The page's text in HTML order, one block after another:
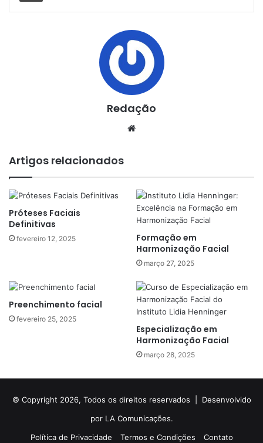
Redação
Artigos relacionados
Próteses Faciais
Definitivas
fevereiro 12, 2025
Formação em
Harmonização Facial
março 27, 2025
Preenchimento facial
fevereiro 25, 2025
Especialização em
Harmonização Facial
março 28, 2025
© Copyright 2026, Todos os direitos reservados | Desenvolvido
por LA Comunicações.
Política de Privacidade
Termos e Condições Contato